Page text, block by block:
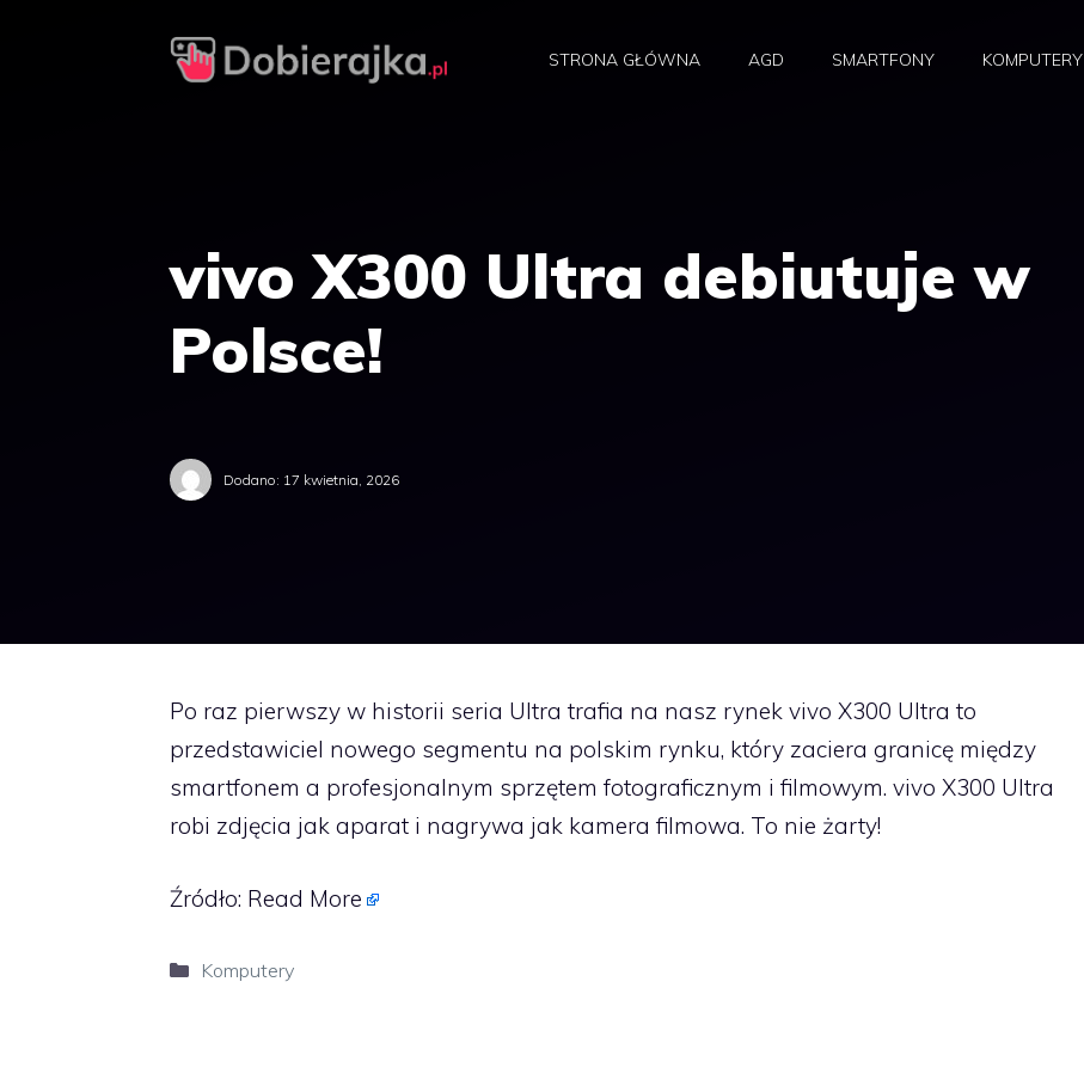
STRONA GŁÓWNA AGD SMARTFONY KOMPUTERY
vivo X300 Ultra debiutuje w
Polsce!
Dodano: 17 kwietnia, 2026
Po raz pierwszy w historii seria Ultra trafia na nasz rynek vivo X300 Ultra to
przedstawiciel nowego segmentu na polskim rynku, który zaciera granicę między
smartfonem a profesjonalnym sprzętem fotograficznym i filmowym. vivo X300 Ultra
robi zdjęcia jak aparat i nagrywa jak kamera filmowa. To nie żarty!
Źródło: Read More
Kategorie
Komputery